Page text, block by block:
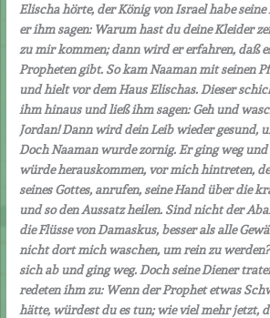
Elischa hörte, der König von Israel habe
er ihm sagen: Warum hast du deine Kleider
zu mir kommen; dann wird er erfahren, daß
Propheten gibt. So kam Naaman mit seinen
und hielt vor dem Haus Elischas. Dieser
ihm hinaus und ließ ihm sagen: Geh und
Jordan! Dann wird dein Leib wieder gesund,
Doch Naaman wurde zornig. Er ging weg und
würde herauskommen, vor mich hintreten,
seines Gottes, anrufen, seine Hand über die
und so den Aussatz heilen. Sind nicht der
die Flüsse von Damaskus, besser als alle
nicht dort mich waschen, um rein zu
sich ab und ging weg. Doch seine Diener
redeten ihm zu: Wenn der Prophet etwas
hätte, würdest du es tun; wie viel mehr jetzt,